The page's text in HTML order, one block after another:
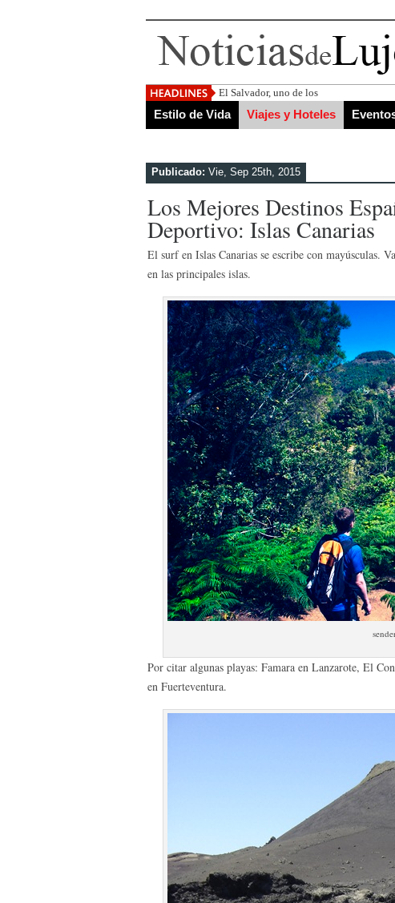
El Salvador, uno de los destinos con
Estilo de Vida Viajes y Hoteles
Publicado: Vie, Sep 25th, 2015
Los Mejores Destinos
Deportivo: Islas Canarias
El surf en Islas Canarias se escribe con mayúsculas.
en las principales islas.
Por citar algunas playas: Famara en Lanzarote, El
en Fuerteventura.